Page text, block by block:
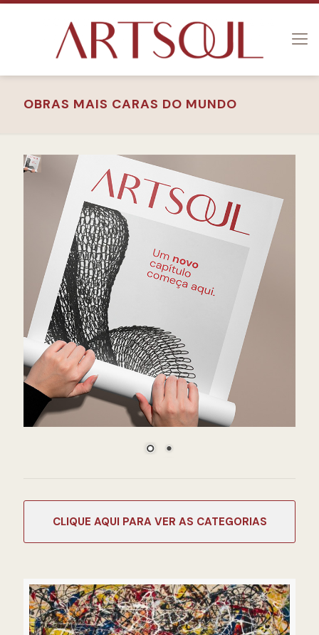
OBRAS MAIS CARAS DO MUNDO
CATEGORIAS